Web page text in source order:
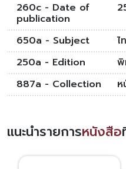
260c - Date of
publication
650a - Subject
ไ
250a - Edition
พิ
887a - Collection
ห
แนะนำรายการหนังสือ